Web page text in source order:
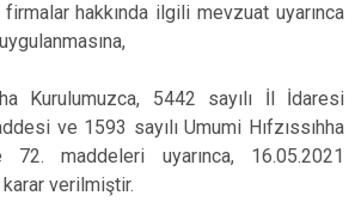
hakkında ilgili mevzuat uyarınca
Kurulumuzca, 5442 sayılı İl İdaresi
ve 1593 sayılı Umumi Hıfzıssıhha
72. maddeleri uyarınca, 16.05.2021
verilmiştir.